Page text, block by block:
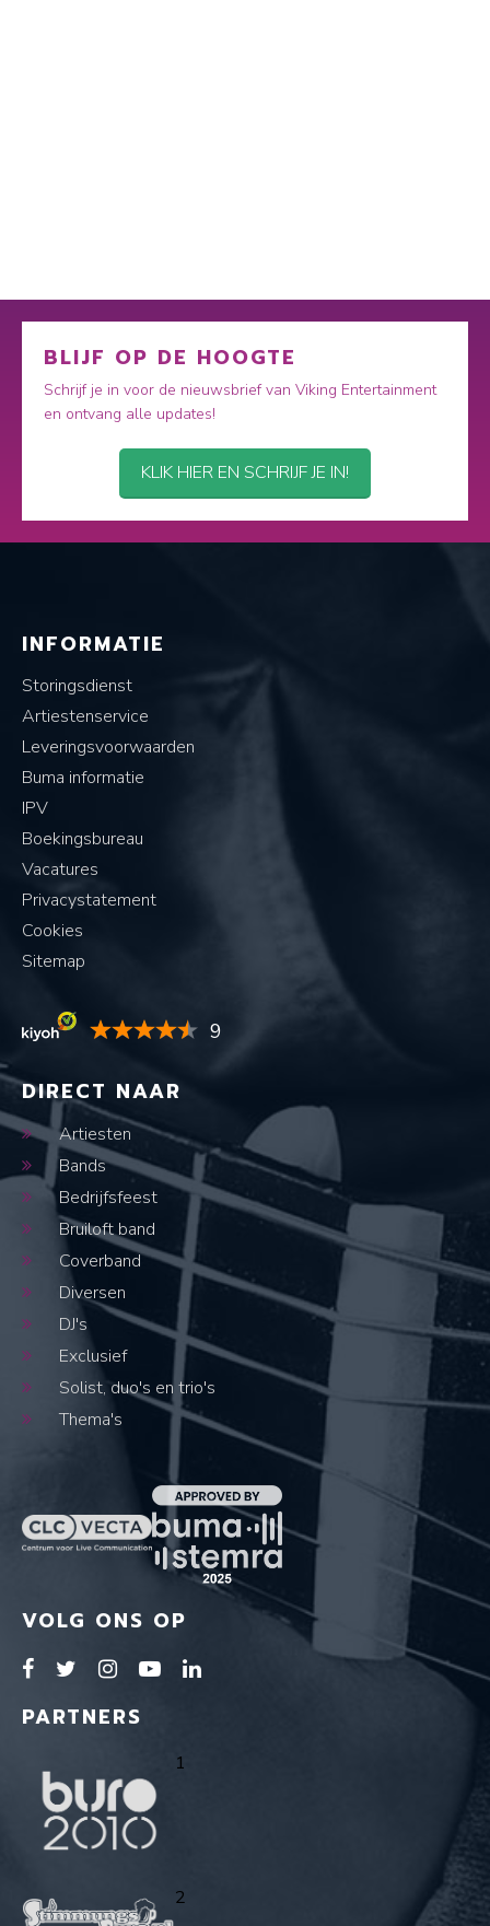
BLIJF OP DE HOOGTE
Schrijf je in voor de nieuwsbrief van Viking Entertainment
en ontvang alle updates!
KLIK HIER EN SCHRIJF JE IN!
INFORMATIE
Storingsdienst
Artiestenservice
Leveringsvoorwaarden
Buma informatie
IPV
Boekingsbureau
Vacatures
Privacystatement
Cookies
Sitemap
9
DIRECT NAAR
Artiesten
Bands
Bedrijfsfeest
Bruiloft band
Coverband
Diversen
DJ's
Exclusief
Solist, duo's en trio's
Thema's
VOLG ONS OP
PARTNERS
1
2